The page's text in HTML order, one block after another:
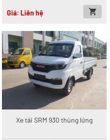
Giá: Liên hệ
Xe tải SRM 930 thùng lửng